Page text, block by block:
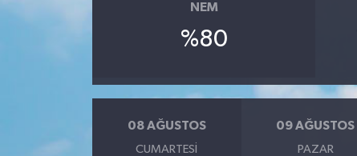
NEM
%80
08 AĞUSTOS
CUMARTESI
09 AĞUSTOS
PAZAR